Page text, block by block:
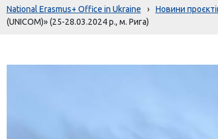
National Erasmus+ Office in Ukraine › Новини
(UNICOM)» (25-28.03.2024 р., м. Рига)